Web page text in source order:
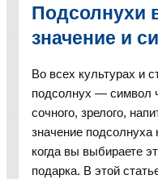
Подсолнухи
значение и
Во всех культурах и
подсолнух — символ
сочного, зрелого,
значение подсолнуха
когда вы выбираете
подарка. В этой